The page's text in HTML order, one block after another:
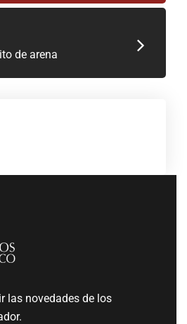
de arena
las novedades de los